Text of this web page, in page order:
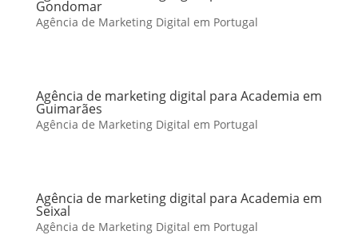
Gondomar
Agência de Marketing Digital em Portugal
Agência de marketing digital para Academia em
Guimarães
Agência de Marketing Digital em Portugal
Agência de marketing digital para Academia em
Seixal
Agência de Marketing Digital em Portugal